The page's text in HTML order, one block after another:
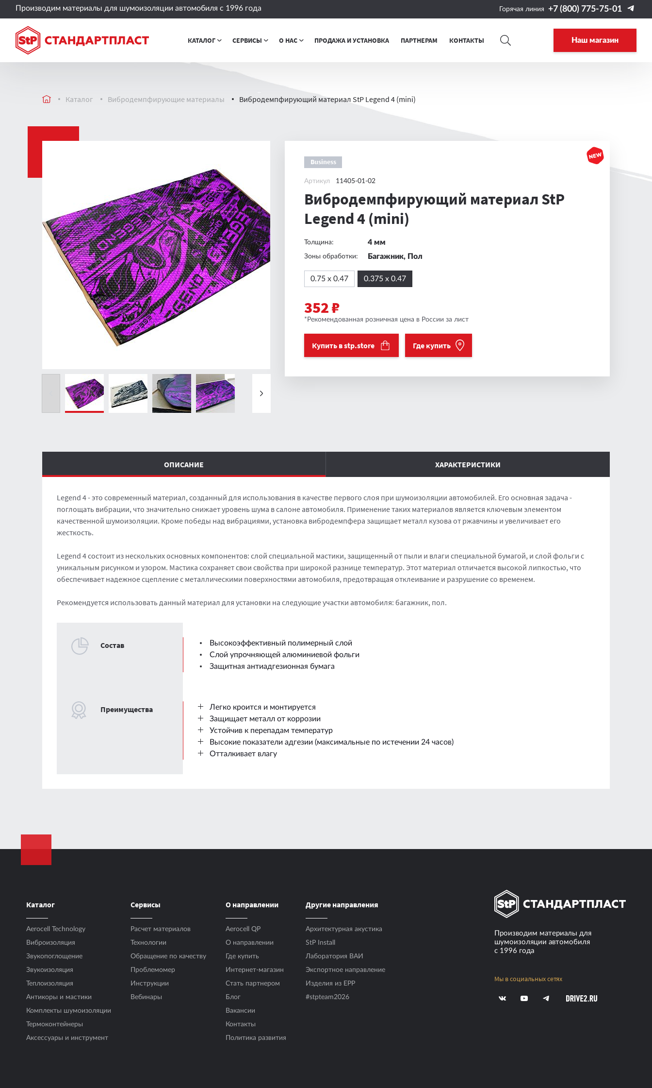
Производим материалы для шумоизоляции автомобиля с 1996 года Горячая линия +7 (800) 775-75-01
КАТАЛОГ СЕРВИСЫ О НАС ПРОДАЖА И УСТАНОВКА ПАРТНЕРАМ КОНТАКТЫ Наш магазин
Каталог Вибродемпфирующие материалы Вибродемпфирующий материал StP Legend 4 (mini)
Business
Артикул 11405-01-02
Вибродемпфирующий материал StP
Legend 4 (mini)
Толщина: 4 мм
Зоны обработки: Багажник, Пол
0.75 х 0.47 0.375 х 0.47
352 ₽
*Рекомендованная розничная цена в России за лист
Купить в stp.store Где купить
ОПИСАНИЕ ХАРАКТЕРИСТИКИ
Legend 4 - это современный материал, созданный для использования в качестве первого слоя при шумоизоляции автомобилей. Его основная задача -
поглощать вибрации, что значительно снижает уровень шума в салоне автомобиля. Применение таких материалов является ключевым элементом
качественной шумоизоляции. Кроме победы над вибрациями, установка вибродемпфера защищает металл кузова от ржавчины и увеличивает его
жесткость.
Legend 4 состоит из нескольких основных компонентов: слой специальной мастики, защищенный от пыли и влаги специальной бумагой, и слой фольги с
уникальным рисунком и узором. Мастика сохраняет свои свойства при широкой разнице температур. Этот материал отличается высокой липкостью, что
обеспечивает надежное сцепление с металлическими поверхностями автомобиля, предотвращая отклеивание и разрушение со временем.
Рекомендуется использовать данный материал для установки на следующие участки автомобиля: багажник, пол.
Cостав
Высокоэффективный полимерный слой
Слой упрочняющей алюминиевой фольги
Защитная антиадгезионная бумага
Преимущества
Легко кроится и монтируется
Защищает металл от коррозии
Устойчив к перепадам температур
Высокие показатели адгезии (максимальные по истечении 24 часов)
Отталкивает влагу
24 ч.
Температура кондиционирования
Каталог
Aerocell Technology
Виброизоляция
Звукопоглощение
Звукоизоляция
Теплоизоляция
Антикоры и мастики
Комплекты шумоизоляции
Термоконтейнеры
Аксесcуары и инструмент
Сервисы
Расчет материалов
Технологии
Обращение по качеству
Проблемомер
Инструкции
Вебинары
О направлении
Aerocell QP
О направлении
Где купить
Интернет-магазин
Стать партнером
Блог
Вакансии
Контакты
Политика развития
Другие направления
Архитектурная акустика
StP Install
Лаборатория ВАИ
Экспортное направление
Изделия из EPP
#stpteam2026
Производим материалы для
шумоизоляции автомобиля
с 1996 года
Мы в социальных сетях